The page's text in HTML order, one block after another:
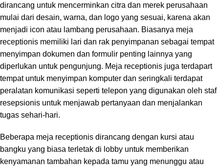
dirancang untuk mencerminkan citra dan merek perusahaan
mulai dari desain, warna, dan logo yang sesuai, karena akan
menjadi icon atau lambang perusahaan. Biasanya meja
receptionis memiliki lari dan rak penyimpanan sebagai tempat
menyimpan dokumen dan formulir penting lainnya yang
diperlukan untuk pengunjung. Meja receptionis juga terdapart
tempat untuk menyimpan komputer dan seringkali terdapat
peralatan komunikasi seperti telepon yang digunakan oleh staf
resepsionis untuk menjawab pertanyaan dan menjalankan
tugas sehari-hari.
Beberapa meja receptionis dirancang dengan kursi atau
bangku yang biasa terletak di lobby untuk memberikan
kenyamanan tambahan kepada tamu yang menunggu atau